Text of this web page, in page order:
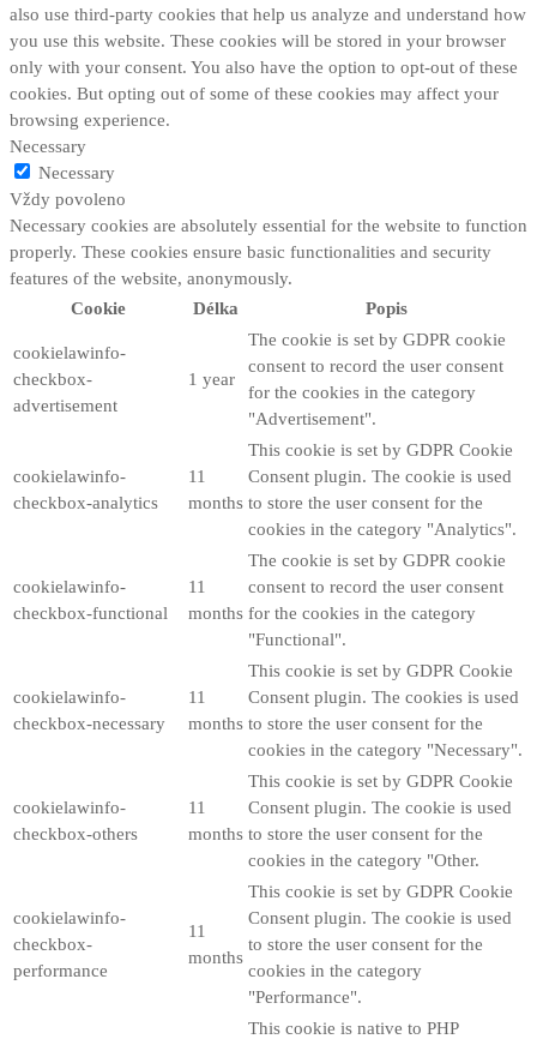
also use third-party cookies that help us analyze and understand how
you use this website. These cookies will be stored in your browser
only with your consent. You also have the option to opt-out of these
cookies. But opting out of some of these cookies may affect your
browsing experience.
Necessary
Necessary
Vždy povoleno
Necessary cookies are absolutely essential for the website to function
properly. These cookies ensure basic functionalities and security
features of the website, anonymously.
Cookie
Délka Popis
cookielawinfo-
checkbox-
advertisement
1 year
The cookie is set by GDPR cookie
consent to record the user consent
for the cookies in the category
"Advertisement".
cookielawinfo-
checkbox-analytics
11
months
This cookie is set by GDPR Cookie
Consent plugin. The cookie is used
to store the user consent for the
cookies in the category "Analytics".
cookielawinfo-
checkbox-functional
11
months
The cookie is set by GDPR cookie
consent to record the user consent
for the cookies in the category
"Functional".
cookielawinfo-
checkbox-necessary
11
months
This cookie is set by GDPR Cookie
Consent plugin. The cookies is used
to store the user consent for the
cookies in the category "Necessary".
cookielawinfo-
checkbox-others
11
months
This cookie is set by GDPR Cookie
Consent plugin. The cookie is used
to store the user consent for the
cookies in the category "Other.
cookielawinfo-
checkbox-
performance
11
months
This cookie is set by GDPR Cookie
Consent plugin. The cookie is used
to store the user consent for the
cookies in the category
"Performance".
This cookie is native to PHP